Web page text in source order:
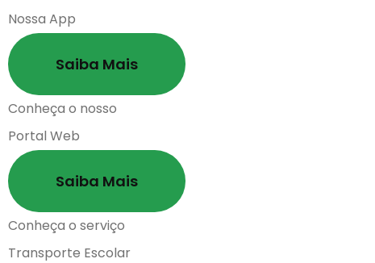
Nossa App
Saiba Mais
Conheça o nosso
Portal Web
Saiba Mais
Conheça o serviço
Transporte Escolar